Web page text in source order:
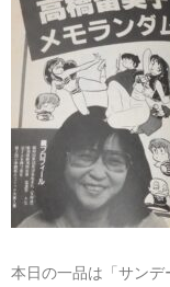
本日の一品は「サン